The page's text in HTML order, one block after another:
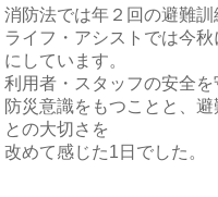
消防法では年２回の避難訓
ライフ・アシストでは今
にしています。
利用者・スタッフの安全を
防災意識をもつことと、
との大切さを
改めて感じた1日でした。